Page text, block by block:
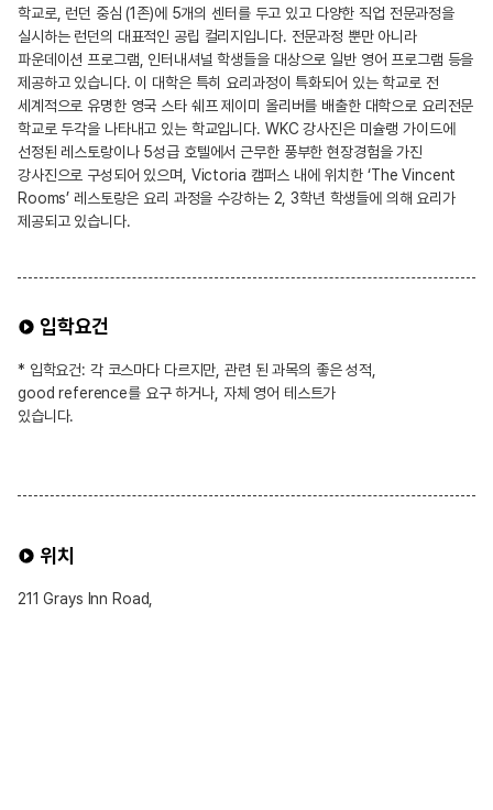
학교로, 런던 중심 (1존)에 5개의 센터를 두고 있고 다양한 직업 전문과정을
실시하는 런던의 대표적인 공립 컬리지입니다. 전문과정 뿐만 아니라
파운데이션 프로그램, 인터내셔널 학생들을 대상으로 일반 영어 프로그램 등을
제공하고 있습니다. 이 대학은 특히 요리과정이 특화되어 있는 학교로 전
세계적으로 유명한 영국 스타 쉐프 제이미 올리버를 배출한 대학으로 요리전문
학교로 두각을 나타내고 있는 학교입니다. WKC 강사진은 미슐랭 가이드에
선정된 레스토랑이나 5성급 호텔에서 근무한 풍부한 현장경험을 가진
강사진으로 구성되어 있으며, Victoria 캠퍼스 내에 위치한 ‘The Vincent
Rooms’ 레스토랑은 요리 과정을 수강하는 2, 3학년 학생들에 의해 요리가
제공되고 있습니다.
입학요건
* 입학요건: 각 코스마다 다르지만, 관련 된 과목의 좋은 성적,
good reference를 요구 하거나, 자체 영어 테스트가
있습니다.
위치
211 Grays Inn Road,